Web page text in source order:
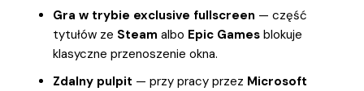
Gra w trybie exclusive fullscreen — część
tytułów ze Steam albo Epic Games blokuje
klasyczne przenoszenie okna.
Zdalny pulpit — przy pracy przez Microsoft